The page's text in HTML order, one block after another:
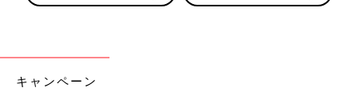
キャンペーン